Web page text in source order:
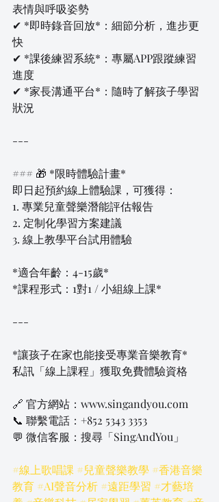
表情與呼吸姿勢
✔ *即時錄音回放*：細節分析，進步更
快
✔ *課後練習系統*：專屬APP跟蹤練習
進度
✔ *家長溝通平台*：隨時了解孩子學習
狀況
---
### 🎁 *限時體驗計畫*
即日起預約線上體驗課，可獲得：
1. 專業兒童聲樂潛能評估報告
2. 定制化學習方案建議
3. 線上教學平台試用體驗
*適合年齡：4-15歲*
*課程形式：1對1 / 小組線上課*
---
*讓孩子在家也能接受專業音樂教育*
私訊「線上課程」獲取免費體驗資格
🔗 官方網站：www.singandyou.com
📞 聯繫電話：+852 5343 3353
💬 微信客服：搜尋「SingAndYou」
#線上歌唱課 #兒童聲樂教學 #香港音樂
教育 #AI聲音分析 #遠距學習 #才藝培